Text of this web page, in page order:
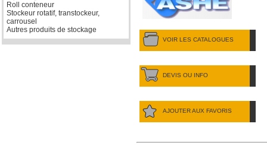
Roll conteneur
Stockeur rotatif, transtockeur,
carrousel
Autres produits de stockage
VOIR LES CATALOGUES
DEVIS OU INFO
AJOUTER AUX FAVORIS